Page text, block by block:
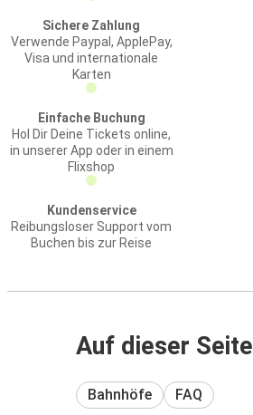
Sichere Zahlung
Verwende Paypal, ApplePay,
Visa und internationale
Karten
Einfache Buchung
Hol Dir Deine Tickets online,
in unserer App oder in einem
Flixshop
Kundenservice
Reibungsloser Support vom
Buchen bis zur Reise
Auf dieser Seite
Bahnhöfe FAQ